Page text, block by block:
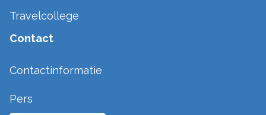
Travelcollege
Contact
Contactinformatie
Pers